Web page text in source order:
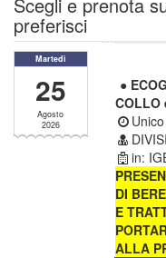
preferisci
Martedì
25
Agosto
2026
●
COLLO
in:
DI
E
ALLA